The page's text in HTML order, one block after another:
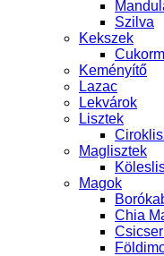
Szilva
Kekszek
Keményítő
Lazac
Lekvárok
Lisztek
Maglisztek
Magok
Chia